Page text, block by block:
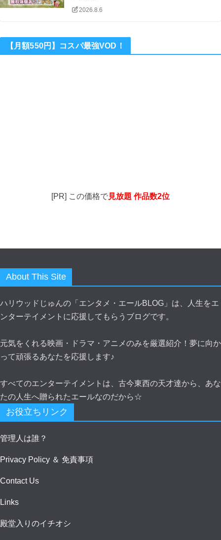
2026.8.6
【月額550円】コスパ最強VOD！
[PR] この価格で見放題 作品数2位
About This Site
ハリウッドじゅんの「エンタメ・エールBLOG」は、人生をエ
ンターテイメントに応援してもらうブログです。
元気をくれる映画・ドラマ・アニメのみを厳選紹介！夢に向か
って頑張るあなたを応援します♪
すべてのエンターテイメントは、古今東西の天才達から、あな
たの人生へ贈られたエールなのだから☆
お役立ちリンク
管理人は誰？
Privacy Policy ＆ 免責事項
Contact Us
Links
殿堂入りのイチオシ